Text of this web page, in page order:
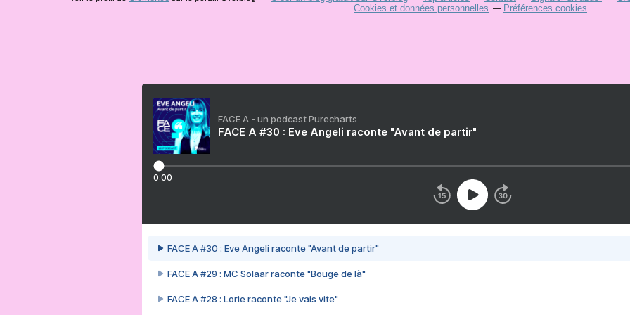
Cookies et données personnelles
Préférences cookies
FACE A - un podcast Purecharts
FACE A #30 : Eve Angeli raconte "Avant de partir"
0:00
FACE A #30 : Eve Angeli raconte "Avant de partir"
FACE A #29 : MC Solaar raconte "Bouge de là"
FACE A #28 : Lorie raconte "Je vais vite"